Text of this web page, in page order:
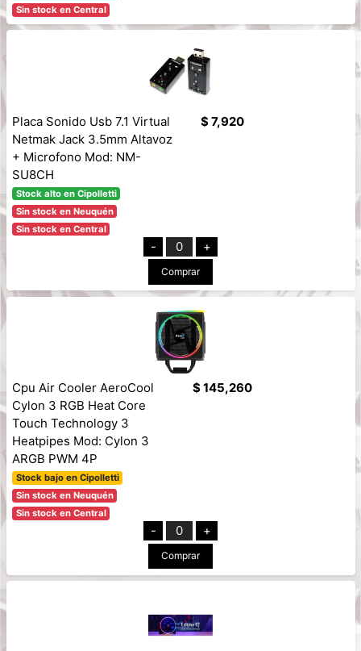
Sin stock en Central
Placa Sonido Usb 7.1 Virtual
Netmak Jack 3.5mm Altavoz
+ Microfono Mod: NM-
SU8CH
Stock alto en Cipolletti
Sin stock en Neuquén
Sin stock en Central
$ 7,920
- 0 +
Comprar
Cpu Air Cooler AeroCool
Cylon 3 RGB Heat Core
Touch Technology 3
Heatpipes Mod: Cylon 3
ARGB PWM 4P
Stock bajo en Cipolletti
Sin stock en Neuquén
Sin stock en Central
$ 145,260
- 0 +
Comprar